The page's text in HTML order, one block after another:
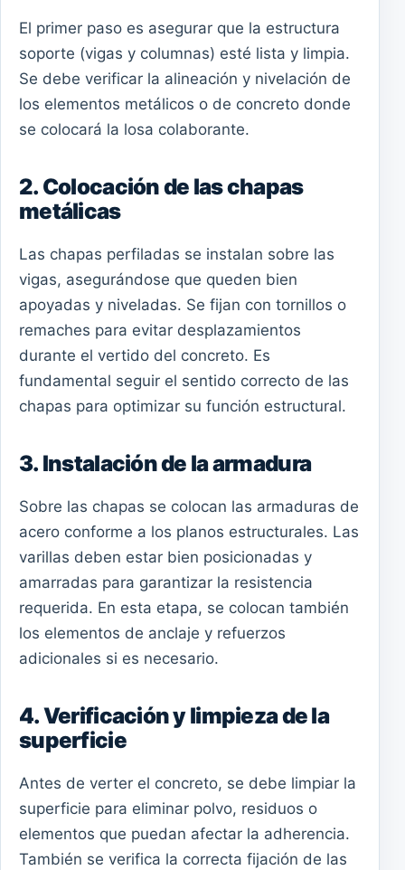
El primer paso es asegurar que la estructura
soporte (vigas y columnas) esté lista y limpia.
Se debe verificar la alineación y nivelación de
los elementos metálicos o de concreto donde
se colocará la losa colaborante.
2. Colocación de las chapas
metálicas
Las chapas perfiladas se instalan sobre las
vigas, asegurándose que queden bien
apoyadas y niveladas. Se fijan con tornillos o
remaches para evitar desplazamientos
durante el vertido del concreto. Es
fundamental seguir el sentido correcto de las
chapas para optimizar su función estructural.
3. Instalación de la armadura
Sobre las chapas se colocan las armaduras de
acero conforme a los planos estructurales. Las
varillas deben estar bien posicionadas y
amarradas para garantizar la resistencia
requerida. En esta etapa, se colocan también
los elementos de anclaje y refuerzos
adicionales si es necesario.
4. Verificación y limpieza de la
superficie
Antes de verter el concreto, se debe limpiar la
superficie para eliminar polvo, residuos o
elementos que puedan afectar la adherencia.
También se verifica la correcta fijación de las